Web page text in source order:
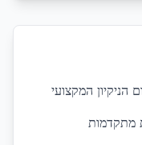
מתקדמות